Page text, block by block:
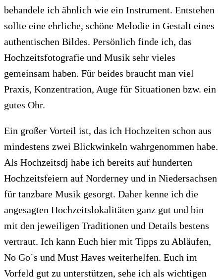
behandele ich ähnlich wie ein Instrument. Entstehen
sollte eine ehrliche, schöne Melodie in Gestalt eines
authentischen Bildes. Persönlich finde ich, das
Hochzeitsfotografie und Musik sehr vieles
gemeinsam haben. Für beides braucht man viel
Praxis, Konzentration, Auge für Situationen bzw. ein
gutes Ohr.
Ein großer Vorteil ist, das ich Hochzeiten schon aus
mindestens zwei Blickwinkeln wahrgenommen habe.
Als Hochzeitsdj habe ich bereits auf hunderten
Hochzeitsfeiern auf Norderney und in Niedersachsen
für tanzbare Musik gesorgt. Daher kenne ich die
angesagten Hochzeitslokalitäten ganz gut und bin
mit den jeweiligen Traditionen und Details bestens
vertraut. Ich kann Euch hier mit Tipps zu Abläufen,
No Go´s und Must Haves weiterhelfen. Euch im
Vorfeld gut zu unterstützen, sehe ich als wichtigen